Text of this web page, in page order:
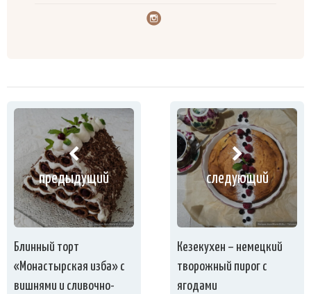
предыдущий
Блинный торт
«Монастырская изба» с
вишнями и сливочно-
следующий
Кезекухен – немецкий
творожный пирог с
ягодами